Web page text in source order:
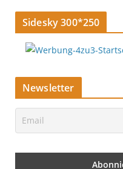
Sidesky 300*250
Newsletter